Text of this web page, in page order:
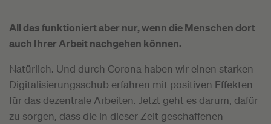
All das funktioniert aber nur, wenn die Menschen dort
auch Ihrer Arbeit nachgehen können.
Natürlich. Und durch Corona haben wir einen starken
Digitalisierungsschub erfahren mit positiven Effekten
für das dezentrale Arbeiten. Jetzt geht es darum, dafür
zu sorgen, dass die in dieser Zeit geschaffenen